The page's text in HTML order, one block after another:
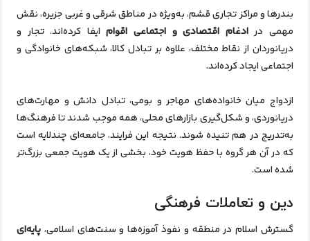
بندرها و مراکز تجاری قشم، به‌ویژه در مناطق شرقی و غربی جزیره، نقش
مهمی درادغام اقتصادی و اجتماعی اقوامایفا کرده‌اند. تجار و
دریانوردان از نقاط مختلف، علاوه بر تبادل کالا، شبکه‌های خانوادگی و
اجتماعی ایجاد کرده‌اند.
ازدواج میان خانواده‌های مهاجر و بومی، تبادل دانش و مهارت‌های
دریانوردی، و شکل‌گیری بازارهای محلی، همه موجب شدند تا فرهنگ‌ها
به‌تدریج در هم تنیده شوند. نتیجه این فرایند، جامعه‌ای چندلایه است
که در آن هر گروه با حفظ هویت خود، بخشی از یک هویت جمعی بزرگ‌تر
شده است.
دین و تعاملات فرهنگی
گسترش اسلام در منطقه و نفوذ آموزه‌ها و سنت‌های اسلامی، پایه‌ای